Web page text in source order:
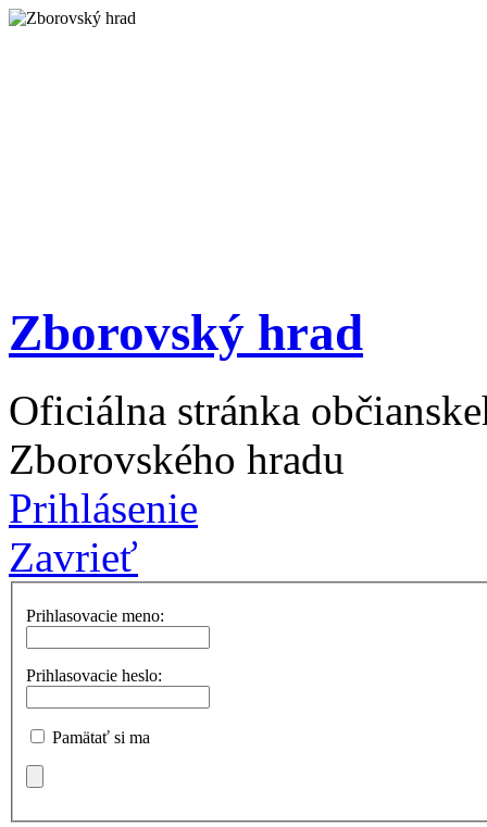
Zborovský hrad
Oficiálna stránka
Zborovského hradu
Prihlásenie
Zavrieť
Prihlasovacie meno:
Prihlasovacie heslo:
Pamätať si ma